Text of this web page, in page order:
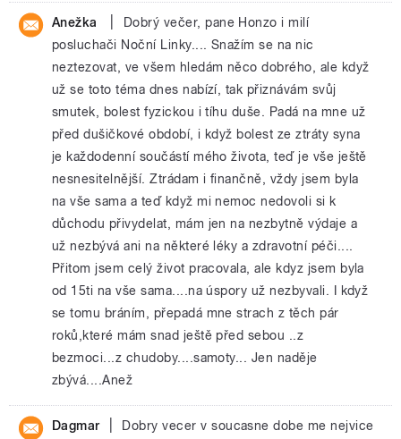
Anežka
Dobrý večer, pane Honzo i milí
posluchači Noční Linky.... Snažím se na nic
neztezovat, ve všem hledám něco dobrého, ale když
už se toto téma dnes nabízí, tak přiznávám svůj
smutek, bolest fyzickou i tíhu duše. Padá na mne už
před dušičkové období, i když bolest ze ztráty syna
je každodenní součástí mého života, teď je vše ještě
nesnesitelnější. Ztrádam i finančně, vždy jsem byla
na vše sama a teď když mi nemoc nedovoli si k
důchodu přivydelat, mám jen na nezbytně výdaje a
už nezbývá ani na některé léky a zdravotní péči....
Přitom jsem celý život pracovala, ale kdyz jsem byla
od 15ti na vše sama....na úspory už nezbyvali. I když
se tomu bráním, přepadá mne strach z těch pár
roků,které mám snad ještě před sebou ..z
bezmoci...z chudoby....samoty... Jen naděje
zbývá....Anež
Dagmar
Dobry vecer v soucasne dobe me nejvice